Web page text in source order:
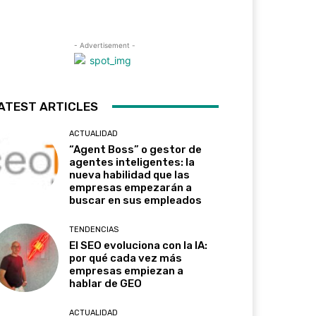
- Advertisement -
ARTICLES
ACTUALIDAD
“Agent Boss” o gestor de
agentes inteligentes: la
nueva habilidad que las
empresas empezarán a
buscar en sus empleados
TENDENCIAS
El SEO evoluciona con la IA:
por qué cada vez más
empresas empiezan a
hablar de GEO
ACTUALIDAD